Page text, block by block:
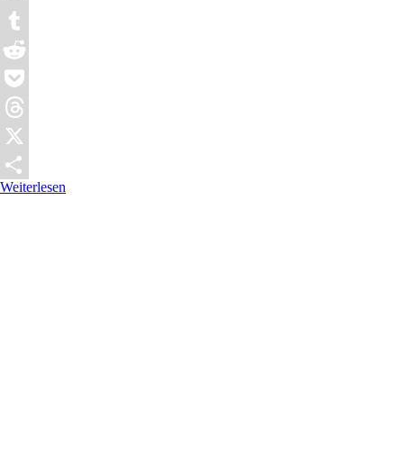
Email
Tumblr
Reddit
Pocket
Threads
X
Teilen
Weiterlesen